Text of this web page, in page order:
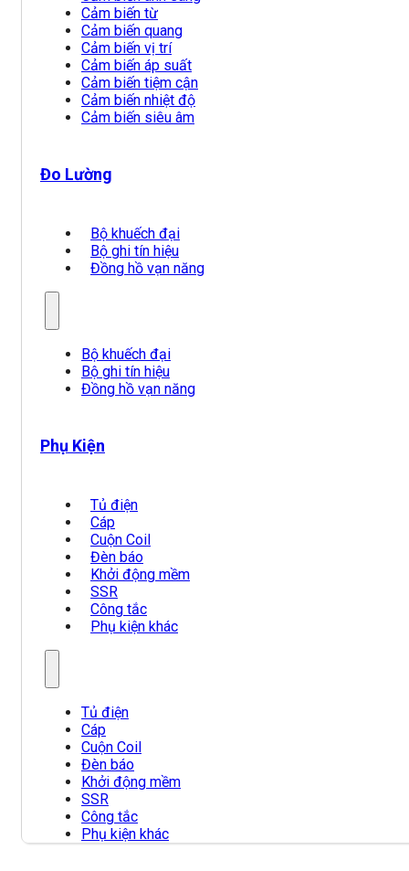
Cảm biến từ
Cảm biến quang
Cảm biến vị trí
Cảm biến áp suất
Cảm biến tiệm cận
Cảm biến nhiệt độ
Cảm biến siêu âm
Đo Lường
Bộ khuếch đại
Bộ ghi tín hiệu
Đồng hồ vạn năng
Bộ khuếch đại
Bộ ghi tín hiệu
Đồng hồ vạn năng
Phụ Kiện
Tủ điện
Cáp
Cuộn Coil
Đèn báo
Khởi động mềm
SSR
Công tắc
Phụ kiện khác
Tủ điện
Cáp
Cuộn Coil
Đèn báo
Khởi động mềm
SSR
Công tắc
Phụ kiện khác